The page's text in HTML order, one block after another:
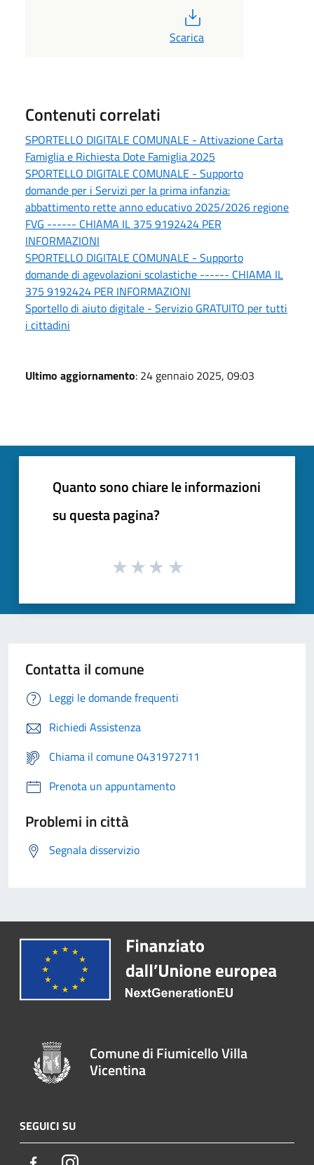
Scarica
Contenuti correlati
SPORTELLO DIGITALE COMUNALE - Attivazione Carta
Famiglia e Richiesta Dote Famiglia 2025
SPORTELLO DIGITALE COMUNALE - Supporto
domande per i Servizi per la prima infanzia:
abbattimento rette anno educativo 2025/2026 regione
FVG ------ CHIAMA IL 375 9192424 PER
INFORMAZIONI
SPORTELLO DIGITALE COMUNALE - Supporto
domande di agevolazioni scolastiche ------ CHIAMA IL
375 9192424 PER INFORMAZIONI
Sportello di aiuto digitale - Servizio GRATUITO per tutti
i cittadini
Ultimo aggiornamento: 24 gennaio 2025, 09:03
Quanto sono chiare le informazioni
su questa pagina?
Contatta il comune
Leggi le domande frequenti
Richiedi Assistenza
Chiama il comune 0431972711
Prenota un appuntamento
Problemi in città
Segnala disservizio
Comune di Fiumicello Villa
Vicentina
SEGUICI SU